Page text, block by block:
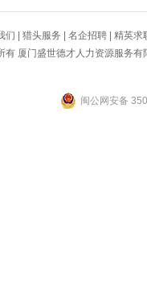
们 猎头服务 名企招聘
精英求
有 厦门盛世德才人力资源服务
闽公网安备